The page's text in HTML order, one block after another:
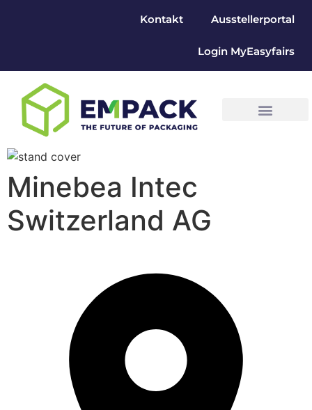
Kontakt Ausstellerportal
Login MyEasyfairs
Minebea Intec
Switzerland AG